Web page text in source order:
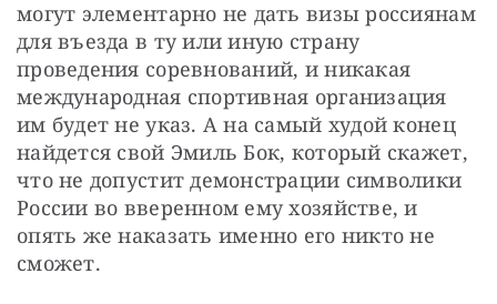
могут элементарно не дать визы россиянам
для въезда в ту или иную страну
проведения соревнований, и никакая
международная спортивная организация
им будет не указ. А на самый худой конец
найдется свой Эмиль Бок, который скажет,
что не допустит демонстрации символики
России во вверенном ему хозяйстве, и
опять же наказать именно его никто не
сможет.